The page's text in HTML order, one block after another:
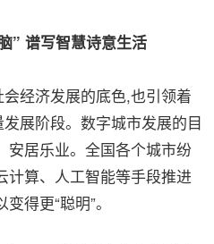
谱写智慧诗意生活
经济发展的底色,也引领着
展阶段。数字城市发展的目
安居乐业。全国各个城市纷
计算、人工智能等手段推进
得更“聪明”。